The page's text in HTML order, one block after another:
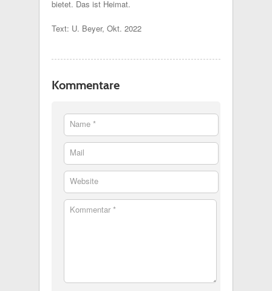
bietet. Das ist Heimat.
Text: U. Beyer, Okt. 2022
Kommentare
Name *
Mail
Website
Kommentar *